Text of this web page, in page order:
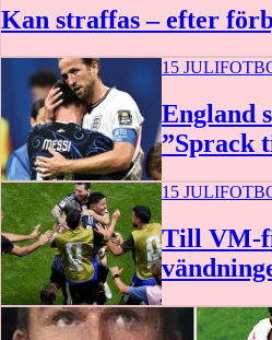
Kan straffas – efter
15 JULI
England
”Sprack
15 JULI
Till VM-